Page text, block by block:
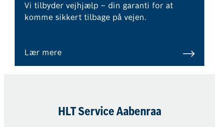
Vi tilbyder vejhjælp – din garanti for at
komme sikkert tilbage på vejen.
Lær mere
HLT Service Aabenraa​